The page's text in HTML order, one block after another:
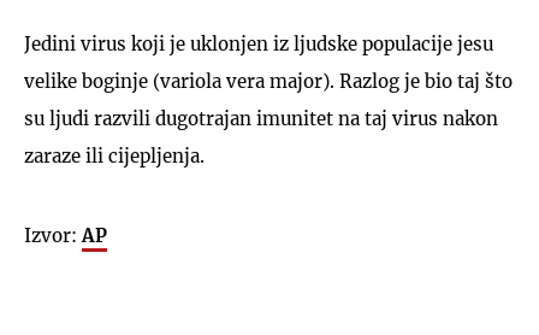
Jedini virus koji je uklonjen iz ljudske populacije jesu
velike boginje (variola vera major). Razlog je bio taj što
su ljudi razvili dugotrajan imunitet na taj virus nakon
zaraze ili cijepljenja.
Izvor: AP